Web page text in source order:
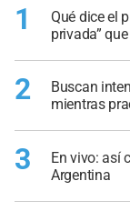
1
Qué dice el
privada”
2
Buscan
mientras
3
En vivo: así
Argentina